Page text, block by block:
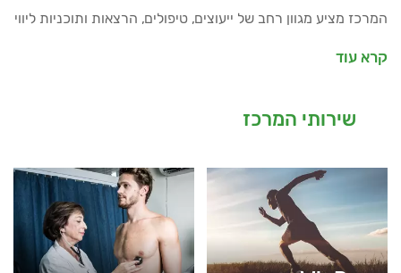
המרכז מציע מגוון רחב של ייעוצים, טיפולים, הרצאות ותוכניות ליווי
תחומית. קיימת אפשרות לביצוע מבדקים לאוכלוסיות מיוחדות
לצד הבדיקות הרפואיות השגרתיות, בדיקות האק"ג במנוחה
בעזרת מכשור רפואי מתקדם.
בנוסף, מציע המרכז תוכניות ייחודיות דוגמת תוכנית שיקום
מפציעות, ייעוץ בבניית תוכניות אימונים וויסות עומסים, תוכניות
למניעת פציעות, ייעוצי תזונה, ליווי תזונתי לקבוצות ספורט, ייעוץ
והדרכה בנושאי שינה והתאוששות לספורטאים, הערכה וייעוץ לפני
קרא עוד
שירותי המרכז